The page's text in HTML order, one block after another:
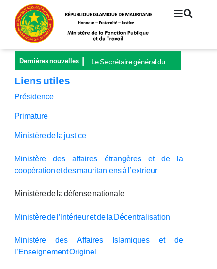
contenu
principal
Dernières nouvelles
Le Secrétaire général du
Ministère de la Fonction
Liens utiles
Présidence
Primature
Ministère de la justice
Ministère des affaires étrangères et de la
coopération et des mauritaniens à l’extrieur
Ministère de la défense nationale
Ministère de l’Intérieur et de la Décentralisation
Ministère des Affaires Islamiques et de
l’Enseignement Originel